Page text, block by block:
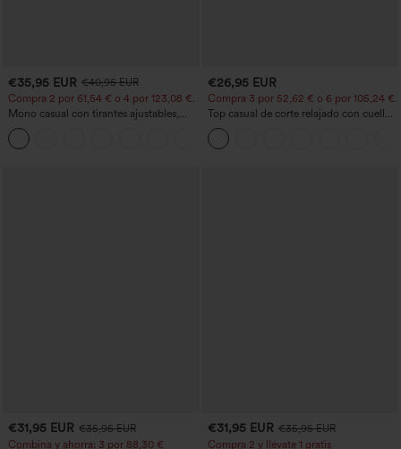
€35,95 EUR €40,95 EUR
Compra 2 por 61,54 € o 4 por 123,08 €.
Mono casual con tirantes ajustables,
fruncidos, pierna ancha, tejido jaspeado
y bolsillos - Easy Peezy
€26,95 EUR
Compra 3 por 52,62 € o 6 por 105,24 €.
Top casual de corte relajado con cuello
redondo y mangas murciélago.
€31,95 EUR €35,95 EUR
Combina y ahorra: 3 por 88,30 €
€31,95 EUR €35,95 EUR
Compra 2 y llévate 1 gratis